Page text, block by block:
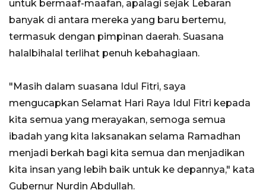
untuk bermaaf-maafan, apalagi sejak Lebaran
banyak di antara mereka yang baru bertemu,
termasuk dengan pimpinan daerah. Suasana
halalbihalal terlihat penuh kebahagiaan.
"Masih dalam suasana Idul Fitri, saya
mengucapkan Selamat Hari Raya Idul Fitri kepada
kita semua yang merayakan, semoga semua
ibadah yang kita laksanakan selama Ramadhan
menjadi berkah bagi kita semua dan menjadikan
kita insan yang lebih baik untuk ke depannya," kata
Gubernur Nurdin Abdullah.